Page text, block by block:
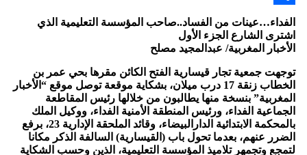
Share
الفداء…عينات من الفساد..صاحب المؤسسة التعليمية الذي
اشترى الشارع الجزء الأول
الأخبار المغربية/ عبدالمجيد مصلح
توجهت جمعية تجار قيسارية الفتح الكائن مقرها بحي عمر بن
الخطاب زنقة 17 درب ميلان، بشكاية موقعة توصل موقع “الأخبار
المغربية” بنسخة منها يطالبون من خلالها رئيس المقاطعة
الجماعية الفداء، ورئيس المنطقة الأمنية الفداء، ووكيل الملك
بالمحكمة الابتدائية الدارالبيضاء، وقائد الملحقة الإدارية 23، برفع
الضرر عنهم، بعدما تحول باب (القيسارية) السالفة الذكر مكانا
لتمجع وتجمهر تلاميذ المؤسسة التعليمية، الذين وحسب الشكاية